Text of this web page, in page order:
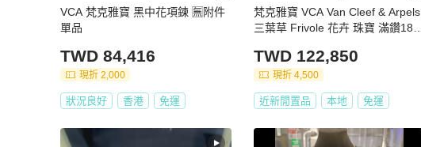
VCA 梵克雅寶 黑中花項鍊 🈚附件
單品
TWD 84,416
現折 2,000
狀況良好 香港 免運
梵克雅寶 VCA Van Cleef & Arpels
三葉草 Frivole 花卉 珠寶 滿鑽18k
TWD 122,850
現折 4,500
近新閒置品 本地 免運